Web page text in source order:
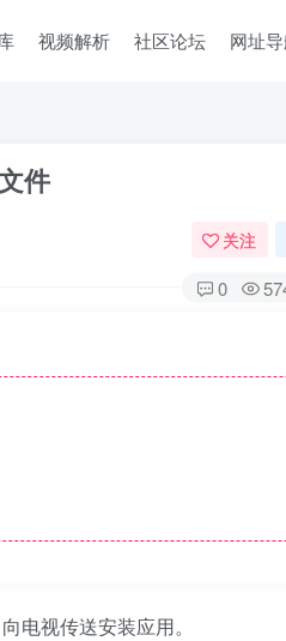
视频解析 社区论坛 网址
件
关注
0
电视传送安装应用。